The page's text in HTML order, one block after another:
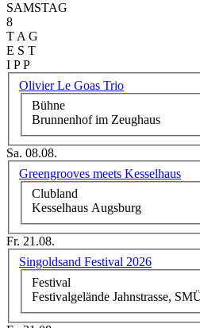
SAMSTAG
8
T A G
E S T
I P P
Olivier Le Goas Trio
Bühne
Brunnenhof im Zeughaus
Sa. 08.08.
Greengrooves meets Kesselhaus
Clubland
Kesselhaus Augsburg
Fr. 21.08.
Singoldsand Festival 2026
Festival
Festivalgelände Jahnstrasse,